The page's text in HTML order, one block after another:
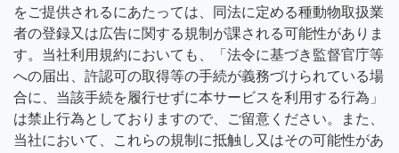
をご提供されるにあたっては、同法に定める種動物取扱業
者の登録又は広告に関する規制が課される可能性がありま
す。当社利用規約においても、「法令に基づき監督官庁等
への届出、許認可の取得等の手続が義務づけられている場
合に、当該手続を履行せずに本サービスを利用する行為」
は禁止行為としておりますので、ご留意ください。また、
当社において、これらの規制に抵触し又はその可能性があ